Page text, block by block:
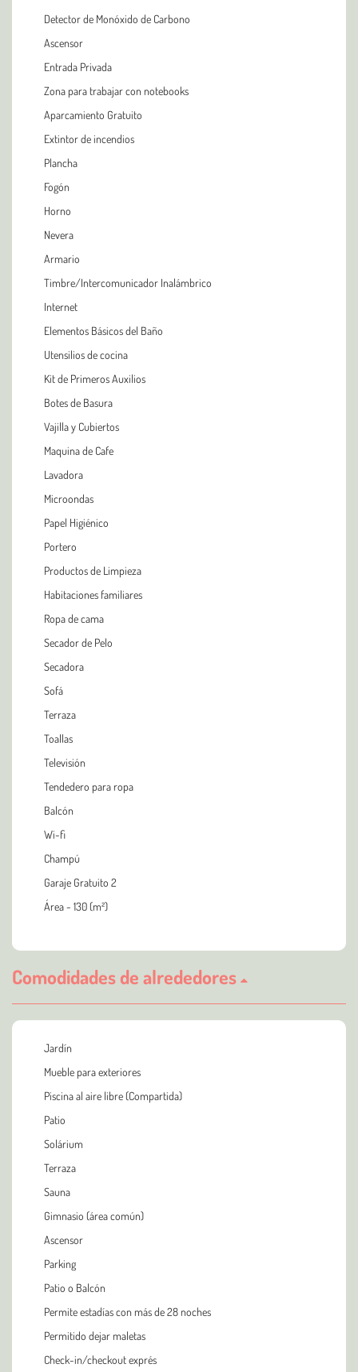
Detector de Monóxido de Carbono
Ascensor
Entrada Privada
Zona para trabajar con notebooks
Aparcamiento Gratuito
Extintor de incendios
Plancha
Fogón
Horno
Nevera
Armario
Timbre/Intercomunicador Inalámbrico
Internet
Elementos Básicos del Baño
Utensilios de cocina
Kit de Primeros Auxilios
Botes de Basura
Vajilla y Cubiertos
Maquina de Cafe
Lavadora
Microondas
Papel Higiénico
Portero
Productos de Limpieza
Habitaciones familiares
Ropa de cama
Secador de Pelo
Secadora
Sofá
Terraza
Toallas
Televisión
Tendedero para ropa
Balcón
Wi-fi
Champú
Garaje Gratuito 2
Área - 130 (m²)
Comodidades de alrededores
Jardín
Mueble para exteriores
Piscina al aire libre (Compartida)
Patio
Solárium
Terraza
Sauna
Gimnasio (área común)
Ascensor
Parking
Patio o Balcón
Permite estadías con más de 28 noches
Permitido dejar maletas
Check-in/checkout exprés